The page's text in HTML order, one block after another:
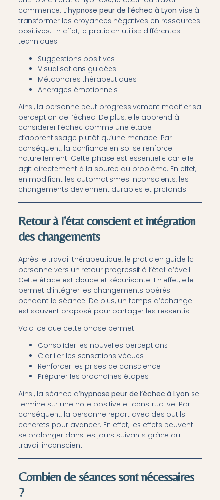
commence. L’hypnose peur de l’échec à Lyon vise à
transformer les croyances négatives en ressources
positives. En effet, le praticien utilise différentes
techniques :
Suggestions positives
Visualisations guidées
Métaphores thérapeutiques
Ancrages émotionnels
Ainsi, la personne peut progressivement modifier sa
perception de l’échec. De plus, elle apprend à
considérer l’échec comme une étape
d’apprentissage plutôt qu’une menace. Par
conséquent, la confiance en soi se renforce
naturellement. Cette phase est essentielle car elle
agit directement à la source du problème. En effet,
en modifiant les automatismes inconscients, les
changements deviennent durables et profonds.
Retour à l’état conscient et intégration
des changements
Après le travail thérapeutique, le praticien guide la
personne vers un retour progressif à l’état d’éveil.
Cette étape est douce et sécurisante. En effet, elle
permet d’intégrer les changements opérés
pendant la séance. De plus, un temps d’échange
est souvent proposé pour partager les ressentis.
Voici ce que cette phase permet :
Consolider les nouvelles perceptions
Clarifier les sensations vécues
Renforcer les prises de conscience
Préparer les prochaines étapes
Ainsi, la séance d’hypnose peur de l’échec à Lyon se
termine sur une note positive et constructive. Par
conséquent, la personne repart avec des outils
concrets pour avancer. En effet, les effets peuvent
se prolonger dans les jours suivants grâce au
travail inconscient.
Combien de séances sont nécessaires
?